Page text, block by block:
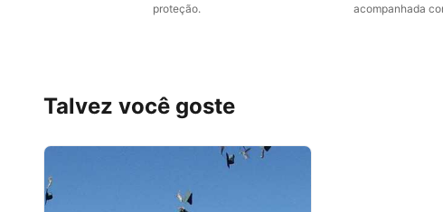
proteção.
acompanhada
Talvez você goste